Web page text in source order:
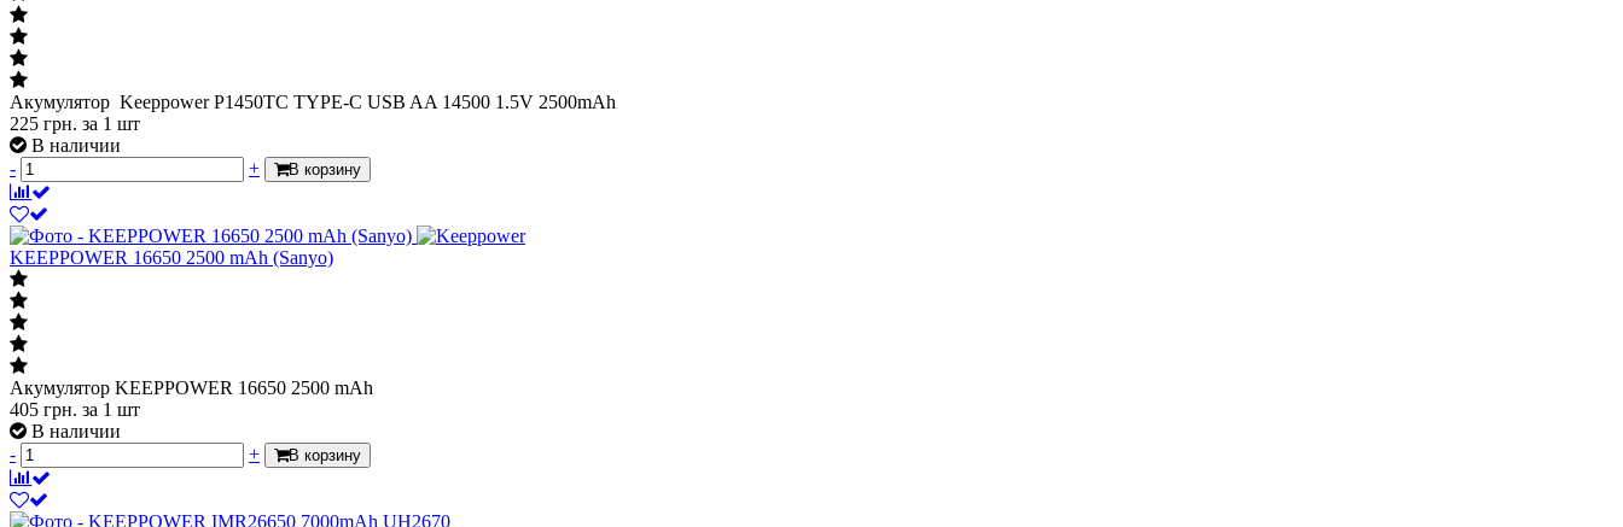
Акумулятор Keeppower P1450TC TYPE-C USB AA 14500 1.5V 2500mAh
225 грн. за 1 шт
В наличии
-
+ В корзину
KEEPPOWER 16650 2500 mAh (Sanyo)
Акумулятор KEEPPOWER 16650 2500 mAh
405 грн. за 1 шт
В наличии
-
+ В корзину